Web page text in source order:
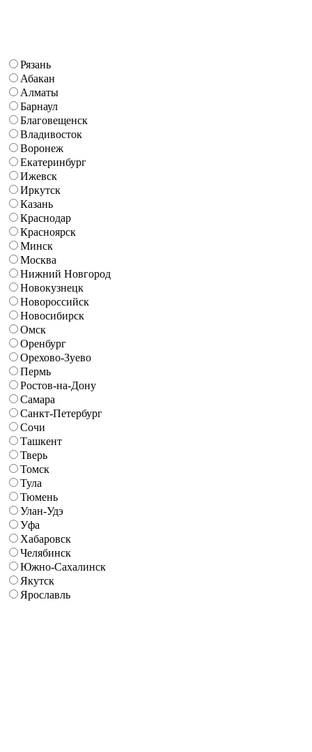
Рязань
Абакан
Алматы
Барнаул
Благовещенск
Владивосток
Воронеж
Екатеринбург
Ижевск
Иркутск
Казань
Краснодар
Красноярск
Минск
Москва
Нижний Новгород
Новокузнецк
Новороссийск
Новосибирск
Омск
Оренбург
Орехово-Зуево
Пермь
Ростов-на-Дону
Самара
Санкт-Петербург
Сочи
Ташкент
Тверь
Томск
Тула
Тюмень
Улан-Удэ
Уфа
Хабаровск
Челябинск
Южно-Сахалинск
Якутск
Ярославль